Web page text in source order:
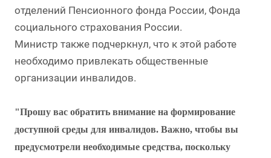
отделений Пенсионного фонда России, Фонда
социального страхования России.
Министр также подчеркнул, что к этой работе
необходимо привлекать общественные
организации инвалидов.
"Прошу вас обратить внимание на формирование
доступной среды для инвалидов. Важно, чтобы вы
предусмотрели необходимые средства, поскольку